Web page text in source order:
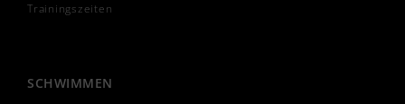
Trainingszeiten
SCHWIMMEN